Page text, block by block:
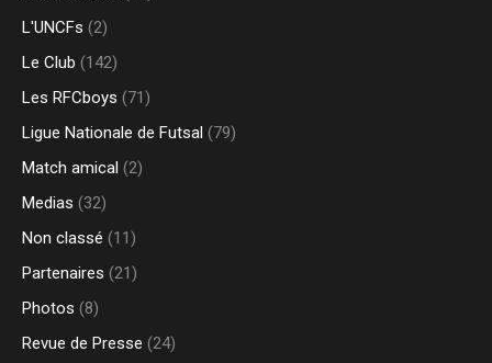
L'UNCFs (2)
Le Club (142)
Les RFCboys (71)
Ligue Nationale de Futsal (79)
Match amical (2)
Medias (32)
Non classé (11)
Partenaires (21)
Photos (8)
Revue de Presse (24)